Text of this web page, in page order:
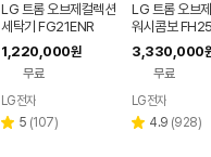
LG 트롬 오브제컬렉션
세탁기 FG21ENR
1,220,000원
무료
LG전자
별 5 리
(107)
LG 트롬 오브
워시콤보
3,330,000
무료
LG전자
별 4.9 리
(928)